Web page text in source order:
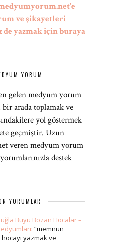
ve şikayetleri
de yazmak için buraya
YORUM
gelen medyum yorum
arada toplamak ve
yol göstermek
geçmiştir. Uzun
veren medyum yorum
destek
YORUMLAR
Büyü Bozan Hocalar –
: “memnun
hocayı yazmak ve